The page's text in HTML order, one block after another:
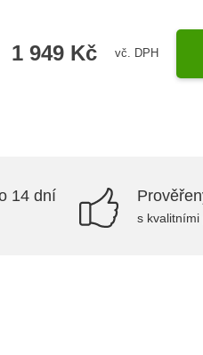
1 949 Kč vč. DPH
14 dní
s kvalitními